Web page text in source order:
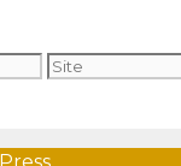
Site